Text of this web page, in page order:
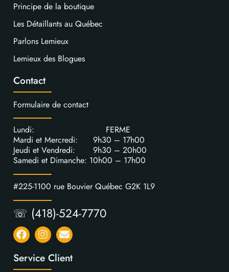
Principe de la boutique
Les Détaillants au Québec
Parlons Lemieux
Lemieux des Blogues
Contact
Formulaire de contact
Lundi: FERME
Mardi et Mercredi: 9h30 – 17h00
Jeudi et Vendredi: 9h30 – 20h00
Samedi et Dimanche: 10h00 – 17h00
#225-1100 rue Bouvier Québec G2K 1L9
☏ (418)-524-7770
Service Client